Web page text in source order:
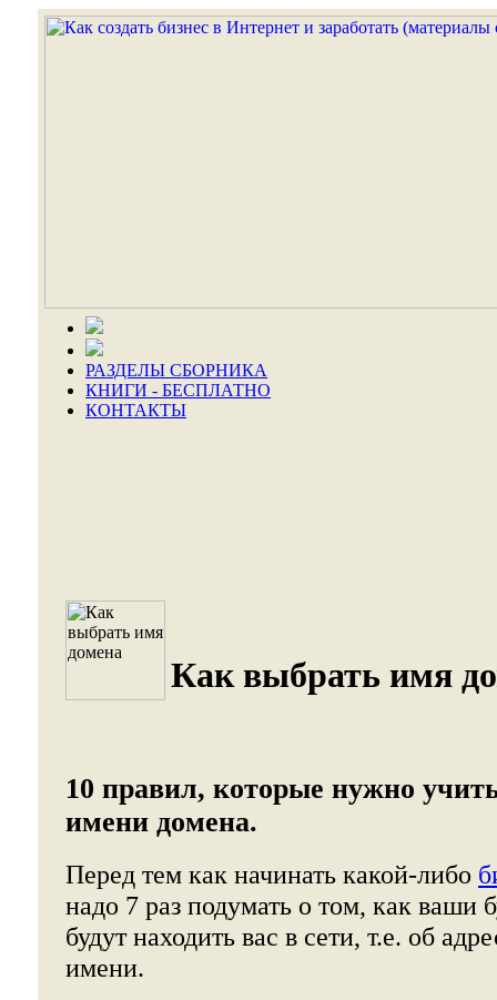
РАЗДЕЛЫ СБОРНИКА
КНИГИ - БЕСПЛАТНО
КОНТАКТЫ
Как выбрать имя
10 правил, которые нужно
имени домена.
Перед тем как начинать какой-либо
надо 7 раз подумать о том, как ваши
будут находить вас в сети, т.е. об
имени.